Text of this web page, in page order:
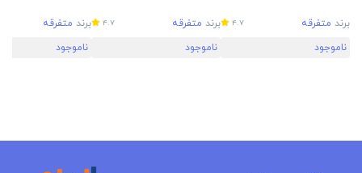
برند متفرقه 4.7
ناموجود
برند متفرقه 4.7
ناموجود
برند متفرقه
ناموجود